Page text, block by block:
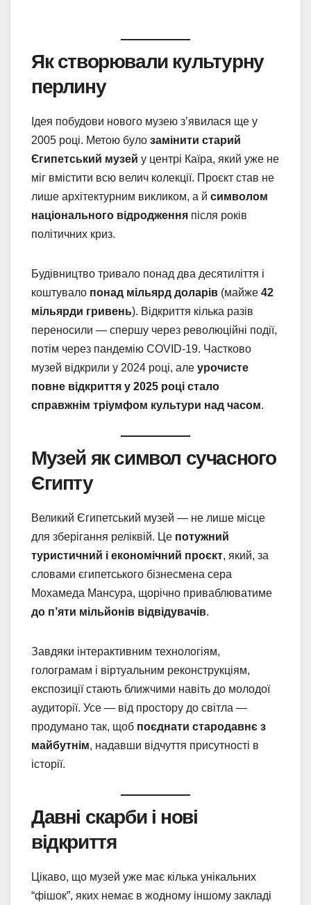
Як створювали культурну
перлину
Ідея побудови нового музею з’явилася ще у
2005 році. Метою було замінити старий
Єгипетський музей у центрі Каїра, який уже не
міг вмістити всю велич колекції. Проєкт став не
лише архітектурним викликом, а й символом
національного відродження після років
політичних криз.
Будівництво тривало понад два десятиліття і
коштувало понад мільярд доларів (майже 42
мільярди гривень). Відкриття кілька разів
переносили — спершу через революційні події,
потім через пандемію COVID-19. Частково
музей відкрили у 2024 році, але урочисте
повне відкриття у 2025 році стало
справжнім тріумфом культури над часом.
Музей як символ сучасного
Єгипту
Великий Єгипетський музей — не лише місце
для зберігання реліквій. Це потужний
туристичний і економічний проєкт, який, за
словами єгипетського бізнесмена сера
Мохамеда Мансура, щорічно приваблюватиме
до п’яти мільйонів відвідувачів.
Завдяки інтерактивним технологіям,
голограмам і віртуальним реконструкціям,
експозиції стають ближчими навіть до молодої
аудиторії. Усе — від простору до світла —
продумано так, щоб поєднати стародавнє з
майбутнім, надавши відчуття присутності в
історії.
Давні скарби і нові
відкриття
Цікаво, що музей уже має кілька унікальних
“фішок”, яких немає в жодному іншому закладі